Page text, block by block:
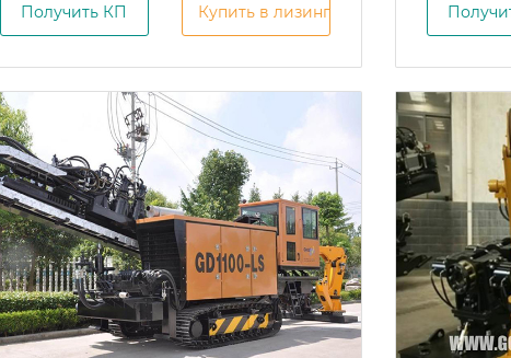
Получить КП Купить в лизинг